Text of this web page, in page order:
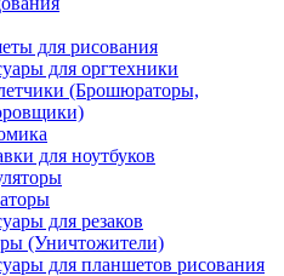
для рисования
для оргтехники
(Брошюраторы,
для ноутбуков
для резаков
(Уничтожители)
для планшетов рисования